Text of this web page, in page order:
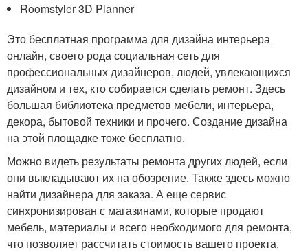
Roomstyler 3D Planner
Это бесплатная программа для дизайна интерьера
онлайн, своего рода социальная сеть для
профессиональных дизайнеров, людей, увлекающихся
дизайном и тех, кто собирается сделать ремонт. Здесь
большая библиотека предметов мебели, интерьера,
декора, бытовой техники и прочего. Создание дизайна
на этой площадке тоже бесплатно.
Можно видеть результаты ремонта других людей, если
они выкладывают их на обозрение. Также здесь можно
найти дизайнера для заказа. А еще сервис
синхронизирован с магазинами, которые продают
мебель, материалы и всего необходимого для ремонта,
что позволяет рассчитать стоимость вашего проекта.